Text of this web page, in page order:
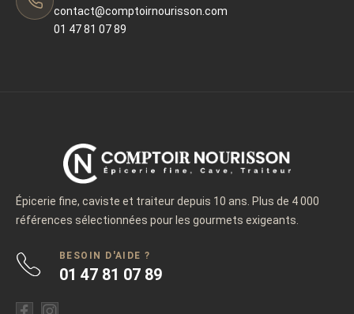
contact@comptoirnourisson.com
01 47 81 07 89
Épicerie fine, caviste et traiteur depuis 10 ans. Plus de 4 000
références sélectionnées pour les gourmets exigeants.
BESOIN D'AIDE ?
01 47 81 07 89